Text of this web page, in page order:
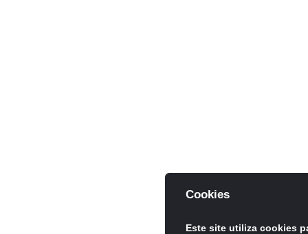
Cookies
Este site utiliza cookies